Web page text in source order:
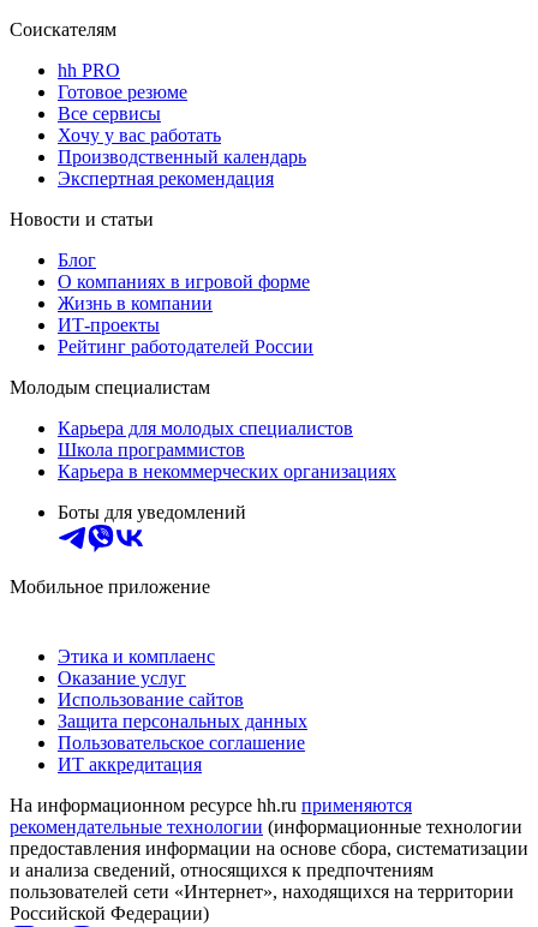
Соискателям
hh PRO
Готовое резюме
Все сервисы
Хочу у вас работать
Производственный календарь
Экспертная рекомендация
Новости и статьи
Блог
О компаниях в игровой форме
Жизнь в компании
ИТ-проекты
Рейтинг работодателей России
Молодым специалистам
Карьера для молодых специалистов
Школа программистов
Карьера в некоммерческих организациях
Боты для уведомлений
Мобильное приложение
Этика и комплаенс
Оказание услуг
Использование сайтов
Защита персональных данных
Пользовательское соглашение
ИТ аккредитация
На информационном ресурсе hh.ru применяются
рекомендательные технологии (информационные технологии
предоставления информации на основе сбора, систематизации
и анализа сведений, относящихся к предпочтениям
пользователей сети «Интернет», находящихся на территории
Российской Федерации)